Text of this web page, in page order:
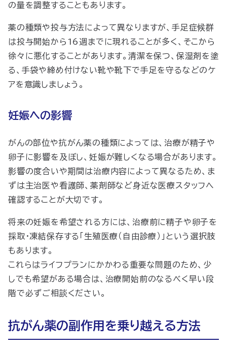
の量を調整することもあります。
薬の種類や投与方法によって異なりますが、手足症候群
は投与開始から16週までに現れることが多く、そこから
徐々に悪化することがあります。清潔を保つ、保湿剤を塗
る、手袋や締め付けない靴や靴下で手足を守るなどのケ
アを意識しましょう。
妊娠への影響
がんの部位や抗がん薬の種類によっては、治療が精子や
卵子に影響を及ぼし、妊娠が難しくなる場合があります。
影響の度合いや期間は治療内容によって異なるため、ま
ずは主治医や看護師、薬剤師など身近な医療スタッフへ
確認することが大切です。
将来の妊娠を希望される方には、治療前に精子や卵子を
採取・凍結保存する「生殖医療（自由診療）」という選択肢
もあります。
これらはライフプランにかかわる重要な問題のため、少
しでも希望がある場合は、治療開始前のなるべく早い段
階で必ずご相談ください。
抗がん薬の副作用を乗り越える方法